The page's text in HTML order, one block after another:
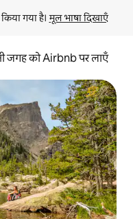
गया है। मूल भाषा दिखाएँ
जगह को Airbnb पर लाएँ